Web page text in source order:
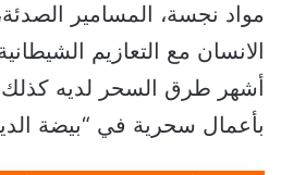
مواد نجسة، المسامير الصدئة،
الانسان مع التعازيم
أشهر طرق السحر لديه كذلك
بأعمال سحرية في “بيضة